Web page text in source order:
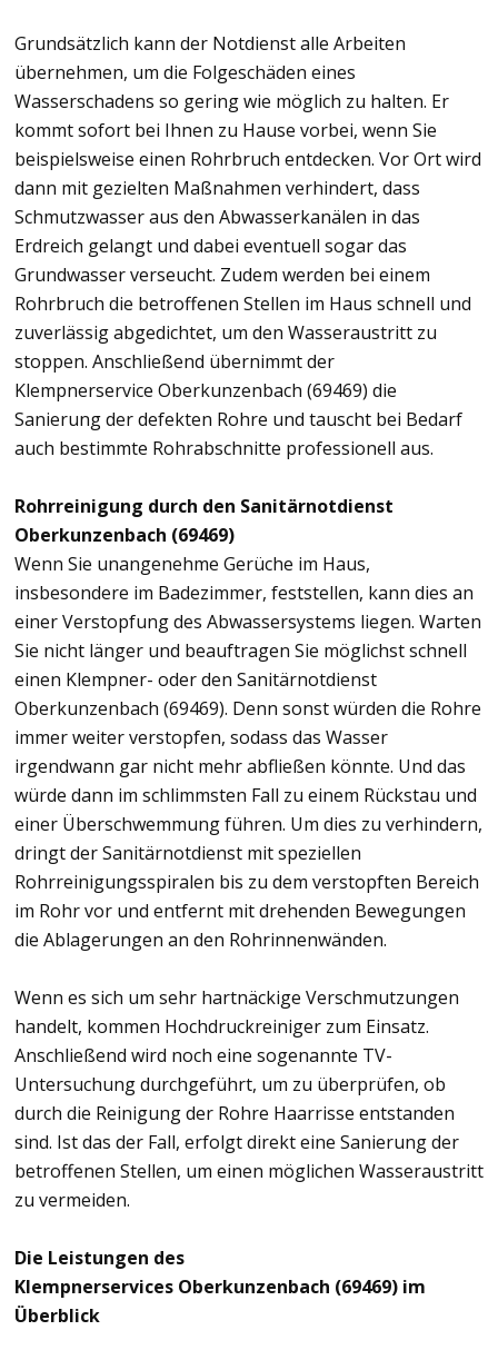
Grundsätzlich kann der Notdienst alle Arbeiten
übernehmen, um die Folgeschäden eines
Wasserschadens so gering wie möglich zu halten. Er
kommt sofort bei Ihnen zu Hause vorbei, wenn Sie
beispielsweise einen Rohrbruch entdecken. Vor Ort wird
dann mit gezielten Maßnahmen verhindert, dass
Schmutzwasser aus den Abwasserkanälen in das
Erdreich gelangt und dabei eventuell sogar das
Grundwasser verseucht. Zudem werden bei einem
Rohrbruch die betroffenen Stellen im Haus schnell und
zuverlässig abgedichtet, um den Wasseraustritt zu
stoppen. Anschließend übernimmt der
Klempnerservice Oberkunzenbach (69469) die
Sanierung der defekten Rohre und tauscht bei Bedarf
auch bestimmte Rohrabschnitte professionell aus.
Rohrreinigung durch den Sanitärnotdienst
Oberkunzenbach (69469)
Wenn Sie unangenehme Gerüche im Haus,
insbesondere im Badezimmer, feststellen, kann dies an
einer Verstopfung des Abwassersystems liegen. Warten
Sie nicht länger und beauftragen Sie möglichst schnell
einen Klempner- oder den Sanitärnotdienst
Oberkunzenbach (69469). Denn sonst würden die Rohre
immer weiter verstopfen, sodass das Wasser
irgendwann gar nicht mehr abfließen könnte. Und das
würde dann im schlimmsten Fall zu einem Rückstau und
einer Überschwemmung führen. Um dies zu verhindern,
dringt der Sanitärnotdienst mit speziellen
Rohrreinigungsspiralen bis zu dem verstopften Bereich
im Rohr vor und entfernt mit drehenden Bewegungen
die Ablagerungen an den Rohrinnenwänden.
Wenn es sich um sehr hartnäckige Verschmutzungen
handelt, kommen Hochdruckreiniger zum Einsatz.
Anschließend wird noch eine sogenannte TV-
Untersuchung durchgeführt, um zu überprüfen, ob
durch die Reinigung der Rohre Haarrisse entstanden
sind. Ist das der Fall, erfolgt direkt eine Sanierung der
betroffenen Stellen, um einen möglichen Wasseraustritt
zu vermeiden.
Die Leistungen des
Klempnerservices Oberkunzenbach (69469) im
Überblick